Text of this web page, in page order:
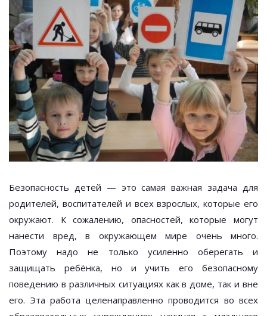
Безопасность детей — это самая важная задача для
родителей, воспитателей и всех взрослых, которые его
окружают. К сожалению, опасностей, которые могут
нанести вред, в окружающем мире очень много.
Поэтому надо не только усиленно оберегать и
защищать ребёнка, но и учить его безопасному
поведению в различных ситуациях как в доме, так и вне
его. Эта работа целенаправленно проводится во всех